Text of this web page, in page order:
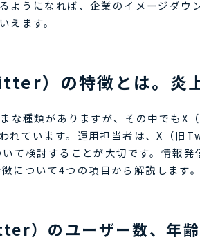
ようになれば、企業のイメージダウ
えます。
）の特徴とは。炎
な種類がありますが、その中でも
れています。運用担当者は、X（旧
て検討することが大切です。情報
ついて4つの項目から解説します。
）のユーザー数、年